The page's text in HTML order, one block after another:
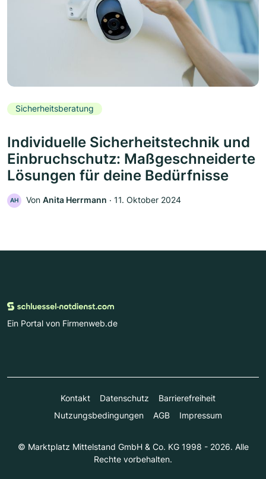
Sicherheitsberatung
Individuelle Sicherheitstechnik und
Einbruchschutz: Maßgeschneiderte
Lösungen für deine Bedürfnisse
AH Von Anita Herrmann ‧ 11. Oktober 2024
Ein Portal von Firmenweb.de
Kontakt Datenschutz
Barrierefreiheit
Nutzungsbedingungen
AGB Impressum
© Marktplatz Mittelstand GmbH & Co. KG 1998 - 2026. Alle
Rechte vorbehalten.